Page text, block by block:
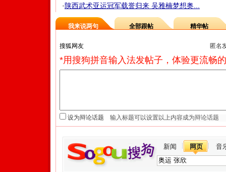
· 陕西武术亚运冠军载誉归来 吴雅楠梦想奥...
我来说两句 全部跟帖 精华帖
匿名
*用搜狗拼音输入法发帖子，体验更流畅
设为辩论话题
新闻 网页 音